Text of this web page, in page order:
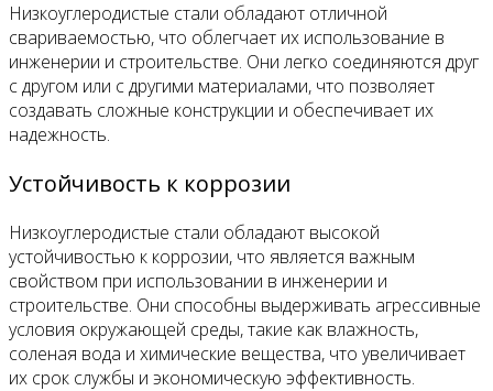
Низкоуглеродистые стали обладают отличной
свариваемостью, что облегчает их использование в
инженерии и строительстве. Они легко соединяются друг
с другом или с другими материалами, что позволяет
создавать сложные конструкции и обеспечивает их
надежность.
Устойчивость к коррозии
Низкоуглеродистые стали обладают высокой
устойчивостью к коррозии, что является важным
свойством при использовании в инженерии и
строительстве. Они способны выдерживать агрессивные
условия окружающей среды, такие как влажность,
соленая вода и химические вещества, что увеличивает
их срок службы и экономическую эффективность.